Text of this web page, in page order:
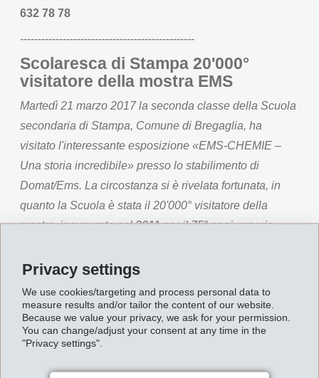
Privacy settings
We use cookies/targeting and process personal data to
measure results and/or tailor the content of our website.
Because we value your privacy, we ask for your permission.
You can change/adjust your consent at any time in the
"Privacy settings".
632 78 78
-------------------------------------------------
Scolaresca di Stampa 20'000°
visitatore della mostra EMS
Martedì 21 marzo 2017 la seconda classe della Scuola
secondaria di Stampa, Comune di Bregaglia, ha
visitato l'interessante esposizione «EMS-CHEMIE –
Una storia incredibile» presso lo stabilimento di
Domat/Ems. La circostanza si è rivelata fortunata, in
quanto la Scuola è stata il 20'000° visitatore della
mostra, inaugurata nel 2011 per il 75° anniversario
Magdalena Martullo, direttrice del gruppo EMS-
CHEMIE, ha salutato personalmente la classe
proveniente dalla Val Bregaglia e ringraziato
l'insegnante Daniela Rota per la visita.